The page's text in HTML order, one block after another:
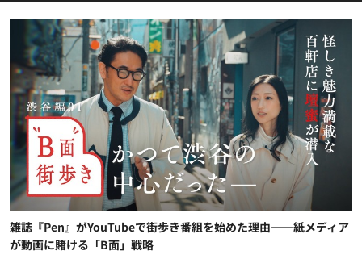
雑誌『Pen』がYouTubeで街歩き番組を始めた理由——紙メディア
が動画に賭ける「B面」戦略